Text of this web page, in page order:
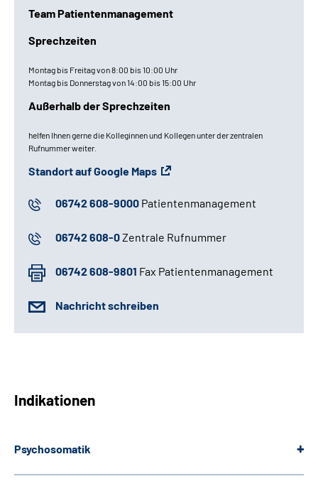
TeamPatientenmanagement
Sprechzeiten
Montag bis Freitag von 8:00 bis 10:00 Uhr
Montag bis Donnerstag von 14:00 bis 15:00 Uhr
Außerhalb der Sprechzeiten
helfen Ihnen gerne die Kolleginnen und Kollegen unter der zentralen
Rufnummer weiter.
Standort auf Google Maps
06742 608-9000 Patientenmanagement
06742 608-0Zentrale Rufnummer
06742 608-9801 Fax Patientenmanagement
Nachricht schreiben
Indikationen
Psychosomatik